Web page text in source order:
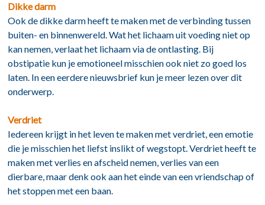
Dikke darm
Ook de dikke darm heeft te maken met de verbinding tussen
buiten- en binnenwereld. Wat het lichaam uit voeding niet op
kan nemen, verlaat het lichaam via de ontlasting. Bij
obstipatie kun je emotioneel misschien ook niet zo goed los
laten. In eeneerdere nieuwsbrief kun je meer lezen over dit
onderwerp.
Verdriet
Iedereen krijgt in het leven te maken met verdriet, een emotie
die je misschien het liefst inslikt of wegstopt. Verdriet heeft te
maken met verlies en afscheid nemen, verlies van een
dierbare, maar denk ook aan het einde van een vriendschap of
het stoppen met een baan.